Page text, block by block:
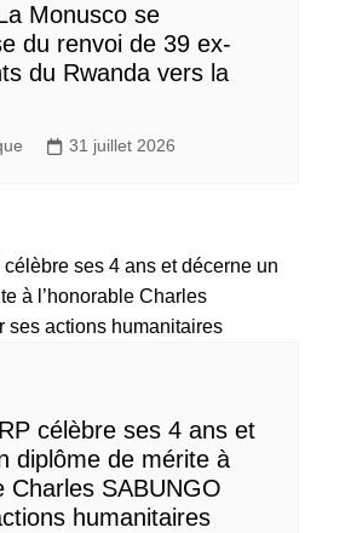
Monusco se
du renvoi de 39 ex-
du Rwanda vers la
31 juillet 2026
célèbre ses 4 ans et
diplôme de mérite à
Charles SABUNGO
humanitaires